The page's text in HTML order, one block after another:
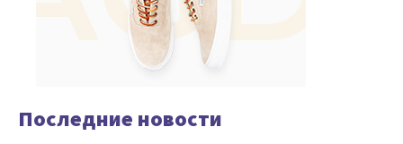
Последние новости